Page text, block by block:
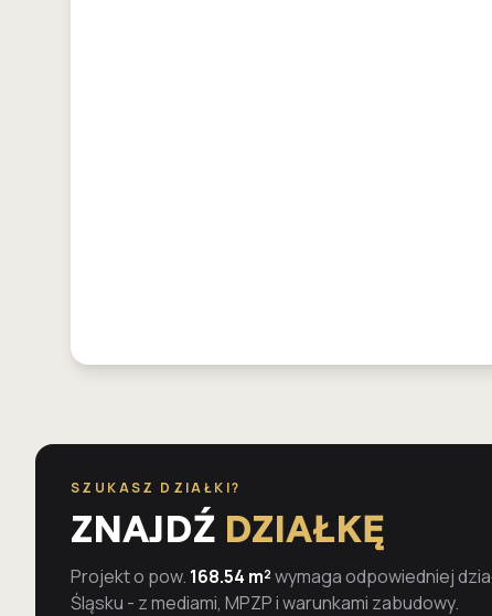
SZUKASZ DZIAŁKI?
ZNAJDŹ DZIAŁKĘ
Projekt o pow. 168.54 m²wymaga odpowiedniej
Śląsku - z mediami, MPZP i warunkami zabudowy.